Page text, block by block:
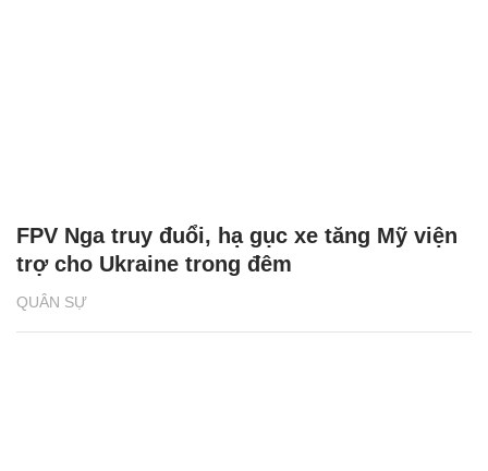
QUÂN SỰ
FPV Nga truy đuổi, hạ gục xe tăng Mỹ viện
trợ cho Ukraine trong đêm